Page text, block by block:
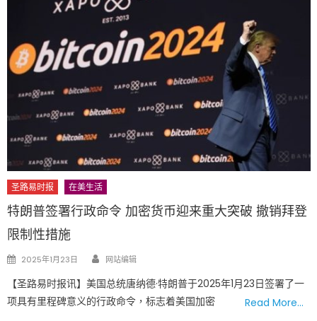
圣路易时报 在美生活
特朗普签署行政命令 加密货币迎来重大突破 撤销拜登
限制性措施
Posted
2025年1月23日 Author
网站编辑
【圣路易时报讯】美国总统唐纳德·特朗普于2025年1月23日签署了一
项具有里程碑意义的行政命令，标志着美国加密
Read More…